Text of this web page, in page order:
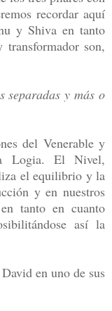
recordar aquí
y Shiva en tanto
son,
separadas y más o
del Venerable y
Logia. El Nivel,
el equilibrio y la
y en nuestros
tanto en cuanto
así la
en uno de sus